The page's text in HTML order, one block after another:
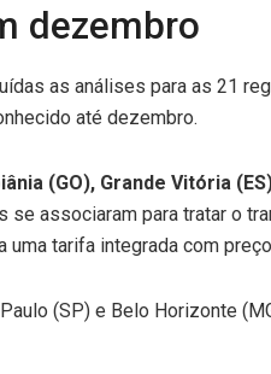
dezembro
as análises para as 21
até dezembro.
(GO), Grande Vitória
associaram para tratar o
tarifa integrada com
(SP) e Belo Horizonte